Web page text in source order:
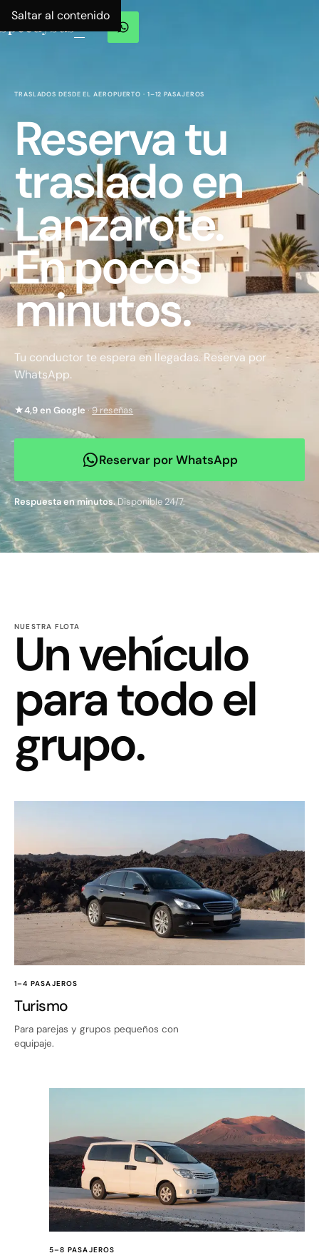
Saltar al contenido
TRASLADOS DESDE EL AEROPUERTO · 1–12 PASAJEROS
Reserva tu
traslado en
Lanzarote.
En pocos
minutos.
Tu conductor te espera en llegadas. Reserva por
WhatsApp.
★4,9 en Google ·9 reseñas
Reservar por WhatsApp
Respuesta en minutos.Disponible 24/7.
Un vehículo
paratodo el
grupo.
NUESTRA FLOTA
1–4 PASAJEROS
Turismo
Para parejas y grupos pequeños con
equipaje.
5–8 PASAJEROS